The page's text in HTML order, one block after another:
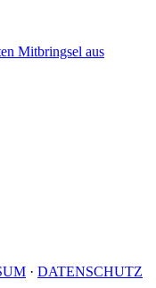
Mitbringsel aus
· DATENSCHUTZ